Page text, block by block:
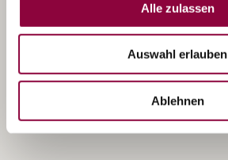
Alle zulassen
Auswahl erlauben
Ablehnen